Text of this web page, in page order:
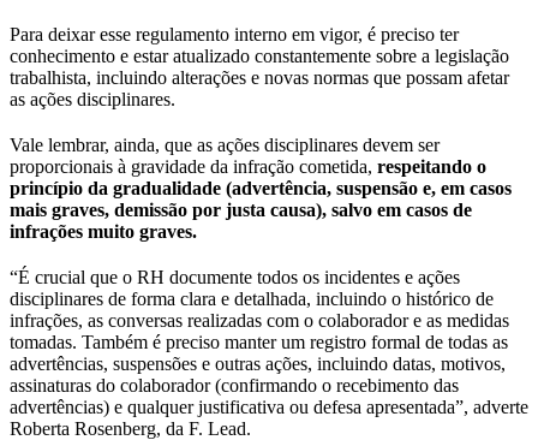
Para deixar esse regulamento interno em vigor, é preciso ter
conhecimento e estar atualizado constantemente sobre a legislação
trabalhista, incluindo alterações e novas normas que possam afetar
as ações disciplinares.
Vale lembrar, ainda, que as ações disciplinares devem ser
proporcionais à gravidade da infração cometida, respeitando o
princípio da gradualidade (advertência, suspensão e, em casos
mais graves, demissão por justa causa), salvo em casos de
infrações muito graves.
“É crucial que o RH documente todos os incidentes e ações
disciplinares de forma clara e detalhada, incluindo o histórico de
infrações, as conversas realizadas com o colaborador e as medidas
tomadas. Também é preciso manter um registro formal de todas as
advertências, suspensões e outras ações, incluindo datas, motivos,
assinaturas do colaborador (confirmando o recebimento das
advertências) e qualquer justificativa ou defesa apresentada”, adverte
Roberta Rosenberg, da F. Lead.